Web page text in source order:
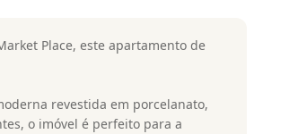
Place, este apartamento de
revestida em porcelanato,
o imóvel é perfeito para a